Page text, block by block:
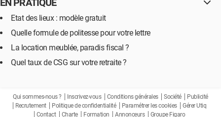
EN PRATIQUE
Etat des lieux : modèle gratuit
Quelle formule de politesse pour votre lettre
La location meublée, paradis fiscal ?
Quel taux de CSG sur votre retraite ?
Qui sommes-nous ? Inscrivez-vous Conditions générales Société
Publicité
Recrutement
Politique de confidentialité Paramétrer les cookies
Gérer Utiq
Contact
Charte Formation Annonceurs Groupe Figaro